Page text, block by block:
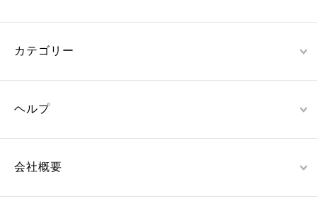
カテゴリー
ヘルプ
会社概要